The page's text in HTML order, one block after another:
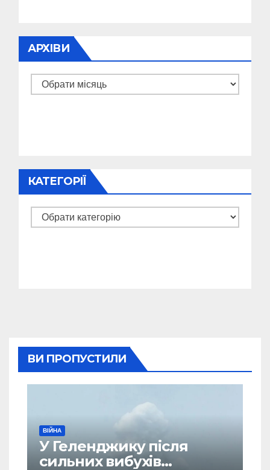
АРХІВИ
Архіви
КАТЕГОРІЇ
Категорії
ВИ ПРОПУСТИЛИ
ВІЙНА
У Геленджику після
сильних вибухів